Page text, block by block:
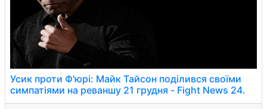
Усик проти Ф'юрі: Майк Тайсон поділився своїми
симпатіями на реваншу 21 грудня - Fight News 24.